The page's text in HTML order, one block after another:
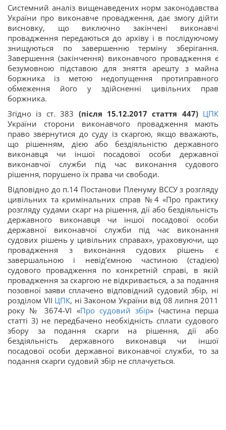
Системний аналіз вищенаведених норм законодавства
України про виконавче провадження, дає змогу дійти
висновку, що виключно закінчені виконавчі
провадження передаються до архіву і в послідуючому
знищуються по завершенню терміну зберігання.
Завершення (закінчення) виконавчого провадження є
безумовною підставою для зняття арешту з майна
боржника із метою недопущення протиправного
обмеження його у здійсненні цивільних прав
боржника.
Згідно із ст. 383 (після 15.12.2017 стаття 447) ЦПК
України сторони виконавчого провадження мають
право звернутися до суду із скаргою, якщо вважають,
що рішенням, дією або бездіяльністю державного
виконавця чи іншої посадової особи державної
виконавчої служби під час виконання судового
рішення, порушено їх права чи свободи.
Відповідно до п.14 Постанови Пленуму ВССУ з розгляду
цивільних та кримінальних справ №4 «Про практику
розгляду судами скарг на рішення, дії або бездіяльність
державного виконавця чи іншої посадової особи
державної виконавчої служби під час виконання
судових рішень у цивільних справах», ураховуючи, що
провадження з виконання судових рішень є
завершальною і невід’ємною частиною (стадією)
судового провадження по конкретній справі, в якій
провадження за скаргою не відкривається, а за подання
позовної заяви сплачено відповідний судовий збір, ні
розділом VII ЦПК, ні Законом України від 08 липня 2011
року № 3674-VІ «Про судовий збір» (частина перша
статті 3) не передбачено необхідність сплати судового
збору за подання скарги на рішення, дії або
бездіяльність державного виконавця чи іншої
посадової особи державної виконавчої служби, то за
подання скарги судовий збір не сплачується.